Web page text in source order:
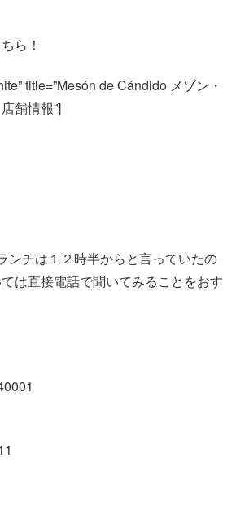
ら！
title=”Mesón de Cándido メゾン・
舗情報”]
チは１２時半からと言っていたの
は直接電話で聞いてみることをおす